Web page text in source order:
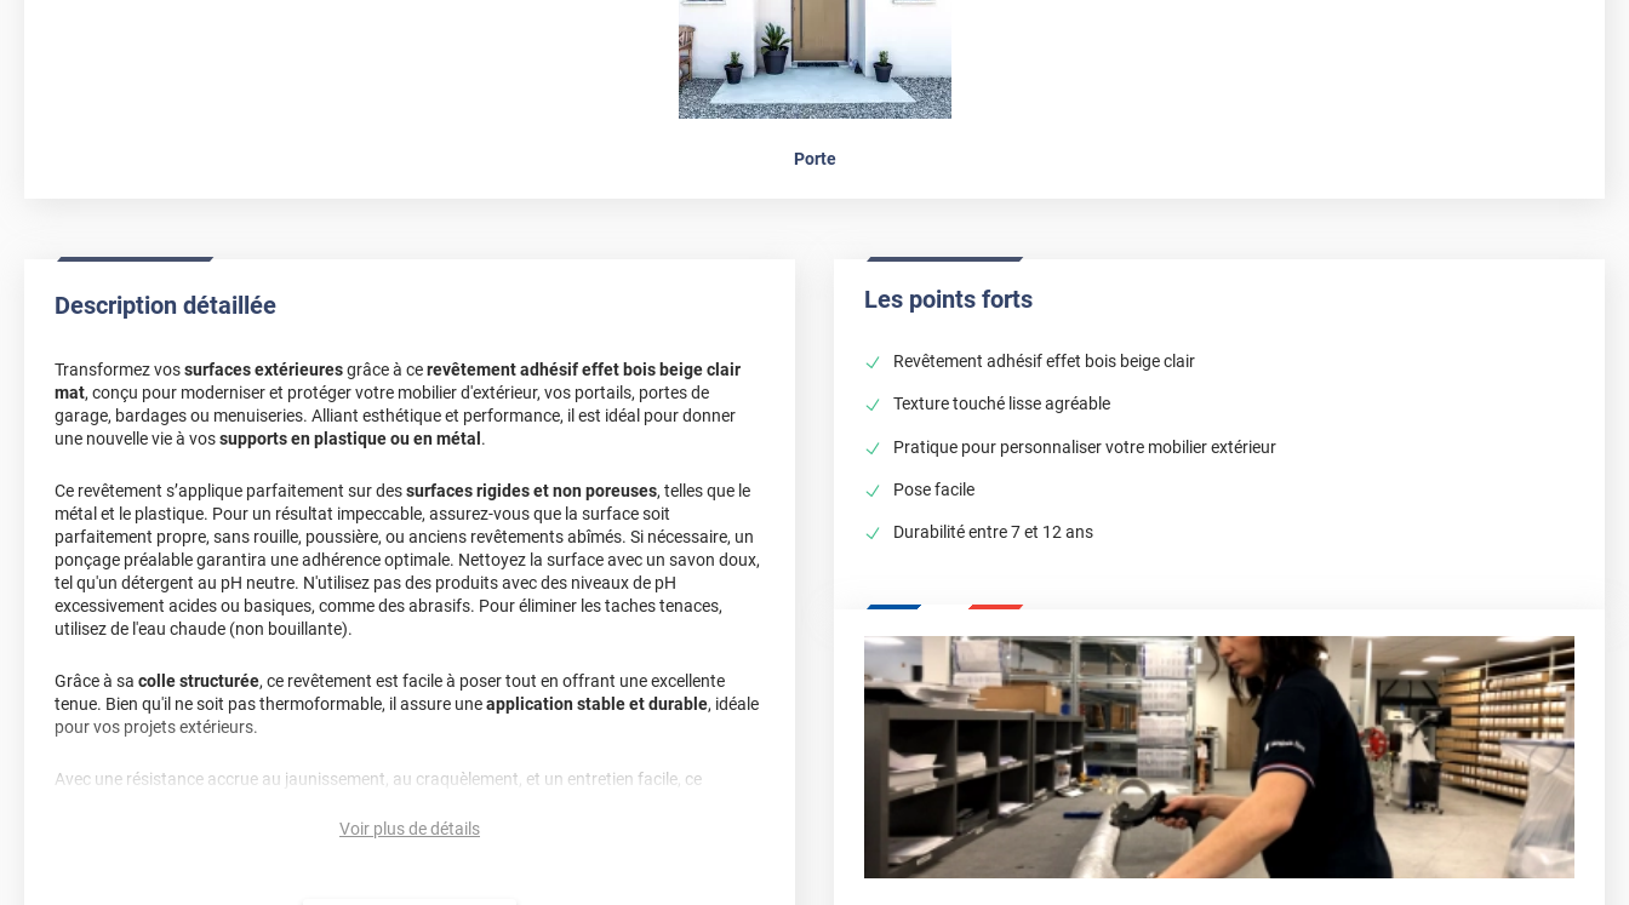
Porte
Description détaillée
Transformez vossurfaces extérieuresgrâce à cerevêtement adhésif effet bois beige clair
mat, conçu pour moderniser et protéger votre mobilier d'extérieur, vos portails, portes de
garage, bardages ou menuiseries. Alliant esthétique et performance, il est idéal pour donner
une nouvelle vie à vossupports en plastique ou en métal .
Ce revêtement s’applique parfaitement sur dessurfaces rigides et non poreuses, telles que le
métal et le plastique. Pour un résultat impeccable, assurez-vous que la surface soit
parfaitement propre, sans rouille, poussière, ou anciens revêtements abîmés. Si nécessaire, un
ponçage préalable garantira une adhérence optimale. Nettoyez la surface avec un savon doux,
tel qu'un détergent au pH neutre. N'utilisez pas des produits avec des niveaux de pH
excessivement acides ou basiques, comme des abrasifs. Pour éliminer les taches tenaces,
utilisez de l'eau chaude (non bouillante).
Grâce à sa colle structurée, ce revêtement est facile à poser tout en offrant une excellente
tenue. Bien qu'il ne soit pas thermoformable, il assure uneapplication stable et durable, idéale
pour vos projets extérieurs.
Avec une résistance accrue au jaunissement, au craquèlement, et un entretien facile, ce
recommandations de pose soient respectées.Voir plus de détails
Les points forts
Revêtement adhésif effet bois beige clair
Texture touché lisse agréable
Pratique pour personnaliser votre mobilier extérieur
Pose facile
Durabilité entre 7 et 12 ans